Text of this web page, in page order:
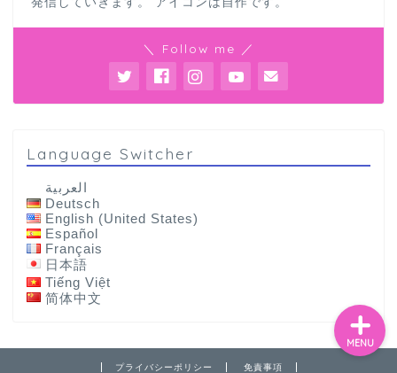
＼ Follow me ／
Language Switcher
العربية
Deutsch
English (United States)
Español
Français
日本語
Tiếng Việt
简体中文
プライバシーポリシー 免責事項
MENU